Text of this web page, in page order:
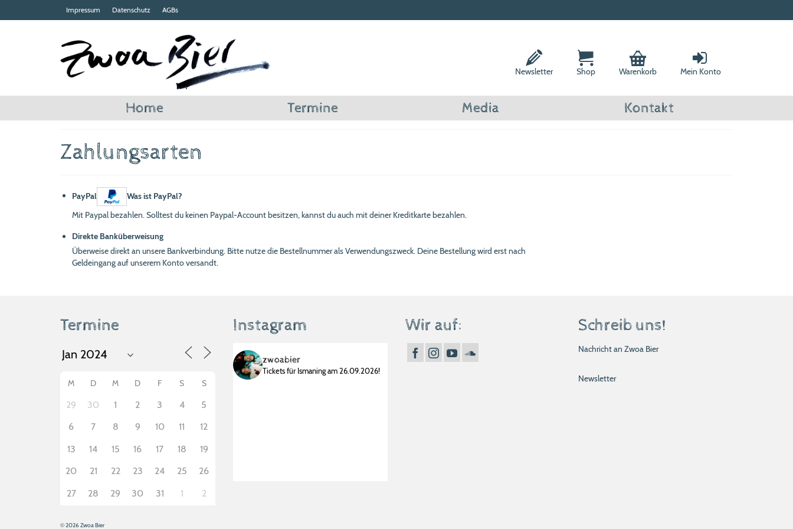
Impressum Datenschutz AGBs
Newsletter Shop Warenkorb Mein Konto
Home Termine Media Kontakt
Zahlungsarten
PayPal
Was ist PayPal?
Mit Paypal bezahlen. Solltest du keinen Paypal-Account besitzen, kannst du auch mit deiner Kreditkarte bezahlen.
Direkte Banküberweisung
Überweise direkt an unsere Bankverbindung. Bitte nutze die Bestellnummer als Verwendungszweck. Deine Bestellung wird erst nach
Geldeingang auf unserem Konto versandt.
Termine
M D M D F S S
29 30 1 2 3 4
5
6
7 8 9 10 11
12
13
14 15 16 17 18
19
20
21 22 23 24 25
26
27
28 29 30 31 1 2
Instagram
zwoabier
Tickets für Ismaning am 26.09.2026!
Wir auf: Schreib uns!
Nachricht an Zwoa Bier
Newsletter
© 2026 Zwoa Bier